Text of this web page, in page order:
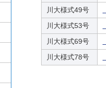
川大様式49号
川大様式53号
川大様式69号
川大様式78号